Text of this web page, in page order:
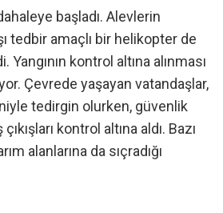
başladı. Alevlerin
tedbir amaçlı bir helikopter de
kontrol altına alınması
Çevrede yaşayan vatandaşlar,
tedirgin olurken, güvenlik
kontrol altına aldı. Bazı
alanlarına da sıçradığı